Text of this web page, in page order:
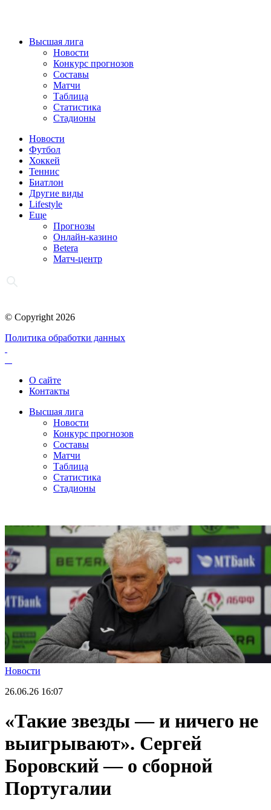
Высшая лига
Новости
Конкурс прогнозов
Составы
Матчи
Таблица
Статистика
Стадионы
Новости
Футбол
Хоккей
Теннис
Биатлон
Другие виды
Lifestyle
Еще
Прогнозы
Онлайн-казино
Betera
Матч-центр
© Copyright 2026
Политика обработки данных
О сайте
Контакты
Высшая лига
Новости
Конкурс прогнозов
Составы
Матчи
Таблица
Статистика
Стадионы
Новости
26.06.26 16:07
«Такие звезды — и ничего не
выигрывают». Сергей
Боровский — о сборной
Португалии